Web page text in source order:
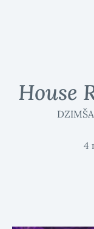
House
4